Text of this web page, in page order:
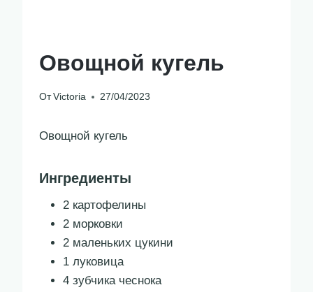
Овощной кугель
От Victoria 27/04/2023
Овощной кугель
Ингредиенты
2 картофелины
2 морковки
2 маленьких цукини
1 луковица
4 зубчика чеснока